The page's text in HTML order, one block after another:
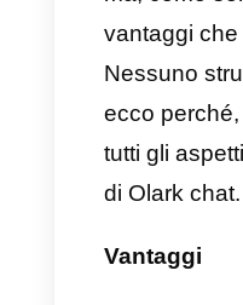
per tutti i
supporto
ritrovano
gestire
per